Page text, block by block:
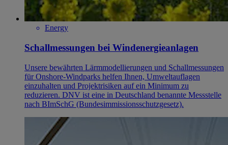
Energy
Schallmessungen bei Windenergieanlagen
Unsere bewährten Lärmmodellierungen und Schallmessungen
für Onshore-Windparks helfen Ihnen, Umweltauflagen
einzuhalten und Projektrisiken auf ein Minimum zu
reduzieren. DNV ist eine in Deutschland benannte Messstelle
nach BImSchG (Bundesimmissionsschutzgesetz).